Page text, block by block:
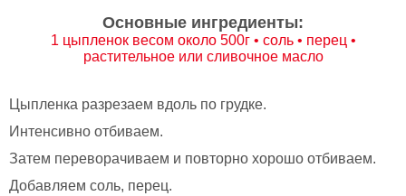
Основные ингредиенты:
1 цыпленок весом около 500г • соль • перец •
растительное или сливочное масло
Цыпленка разрезаем вдоль по грудке.
Интенсивно отбиваем.
Затем переворачиваем и повторно хорошо отбиваем.
Добавляем соль, перец.